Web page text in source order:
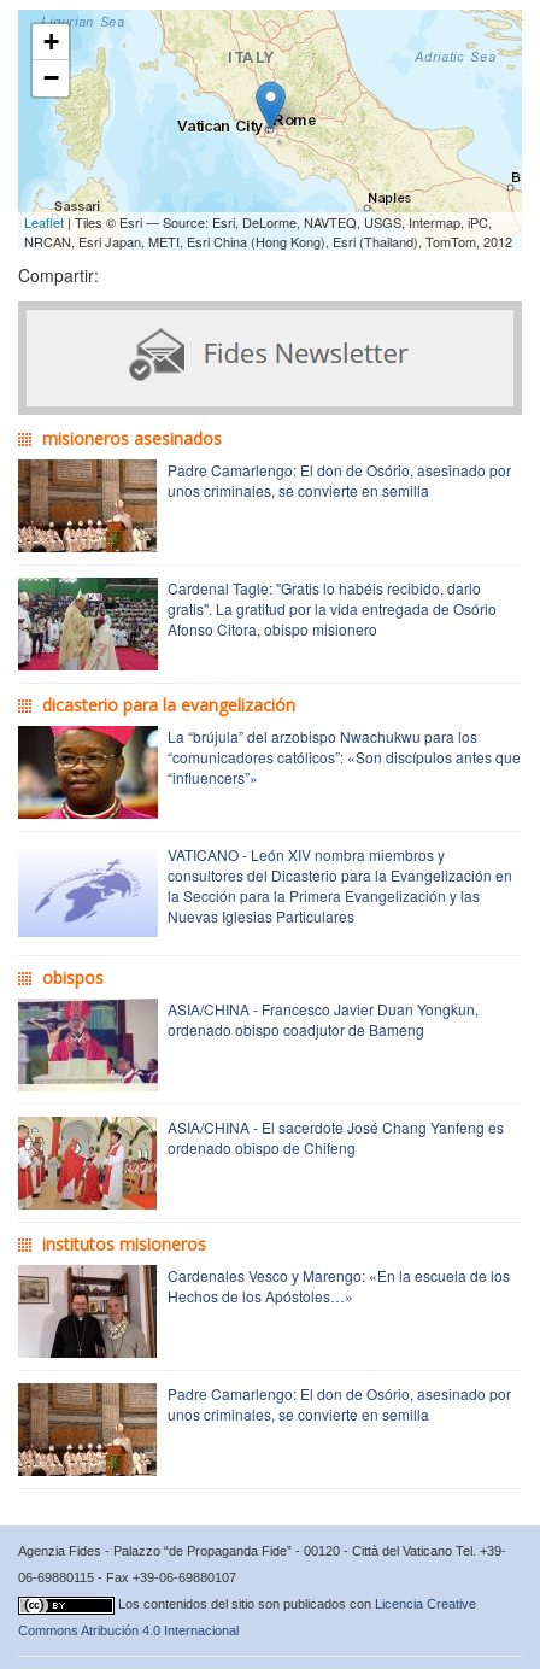
+
−
Leaflet | Tiles © Esri — Source: Esri, DeLorme, NAVTEQ, USGS, Intermap, iPC,
NRCAN, Esri Japan, METI, Esri China (Hong Kong), Esri (Thailand), TomTom, 2012
Compartir:
misioneros asesinados
Padre Camarlengo: El don de Osório, asesinado por
unos criminales, se convierte en semilla
Cardenal Tagle: "Gratis lo habéis recibido, darlo
gratis". La gratitud por la vida entregada de Osório
Afonso Citora, obispo misionero
dicasterio para la evangelización
La “brújula” del arzobispo Nwachukwu para los
“comunicadores católicos”: «Son discípulos antes que
“influencers”»
VATICANO - León XIV nombra miembros y
consultores del Dicasterio para la Evangelización en
la Sección para la Primera Evangelización y las
Nuevas Iglesias Particulares
obispos
ASIA/CHINA - Francesco Javier Duan Yongkun,
ordenado obispo coadjutor de Bameng
ASIA/CHINA - El sacerdote José Chang Yanfeng es
ordenado obispo de Chifeng
institutos misioneros
Cardenales Vesco y Marengo: «En la escuela de los
Hechos de los Apóstoles…»
Padre Camarlengo: El don de Osório, asesinado por
unos criminales, se convierte en semilla
Agenzia Fides - Palazzo “de Propaganda Fide” - 00120 - Città del Vaticano Tel. +39-
06-69880115 - Fax +39-06-69880107
Los contenidos del sitio son publicados con Licencia Creative
Commons Atribución 4.0 Internacional